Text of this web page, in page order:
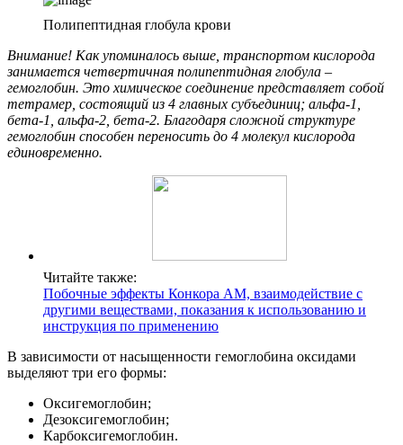
Полипептидная глобула крови
Внимание! Как упоминалось выше, транспортом кислорода
занимается четвертичная полипептидная глобула –
гемоглобин. Это химическое соединение представляет собой
тетрамер, состоящий из 4 главных субъединиц; альфа-1,
бета-1, альфа-2, бета-2. Благодаря сложной структуре
гемоглобин способен переносить до 4 молекул кислорода
единовременно.
Читайте также:
Побочные эффекты Конкора АМ, взаимодействие с
другими веществами, показания к использованию и
инструкция по применению
В зависимости от насыщенности гемоглобина оксидами
выделяют три его формы:
Оксигемоглобин;
Дезоксигемоглобин;
Карбоксигемоглобин.